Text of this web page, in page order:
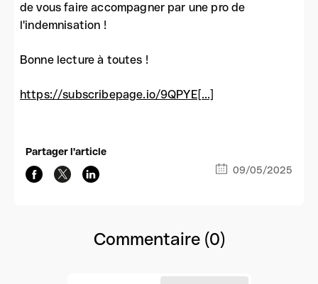
de vous faire accompagner par une pro de
l'indemnisation !
Bonne lecture à toutes !
https://subscribepage.io/9QPYE[...]
Partager l'article
09/05/2025
Commentaire (0)